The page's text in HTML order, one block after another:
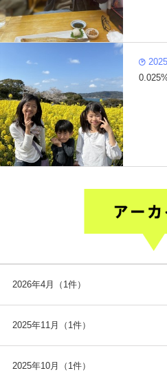
2026年4月（1件）
2025年11月（1件）
2025年10月（1件）